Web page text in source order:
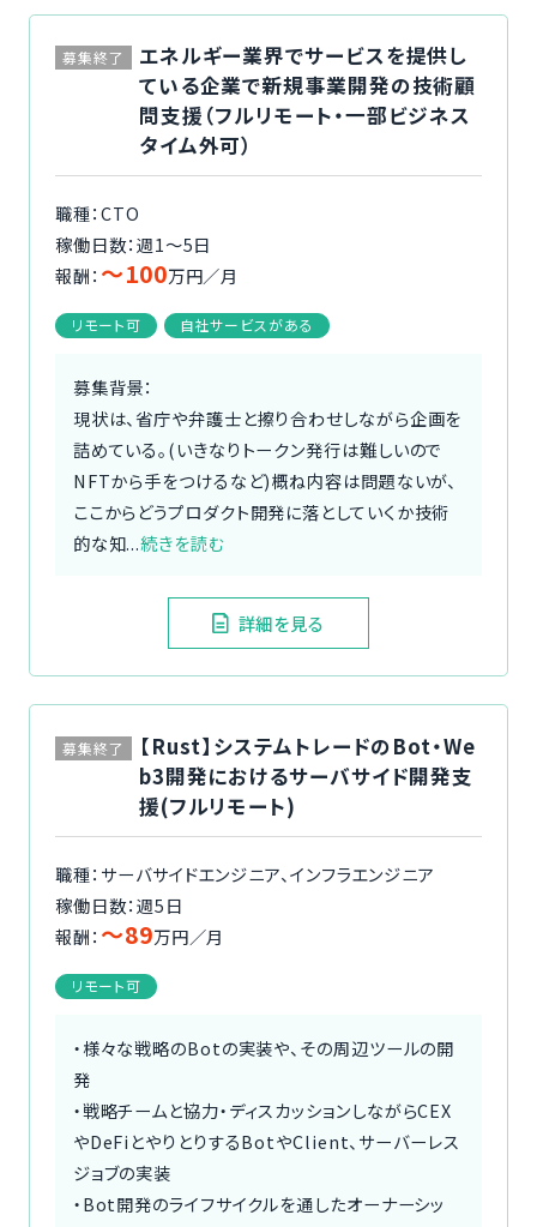
募集終了
エネルギー業界でサービスを提供し
ている企業で新規事業開発の技術顧
問支援（フルリモート・一部ビジネス
タイム外可）
職種：CTO
稼働日数：週1〜5日
報酬： 〜100万円／月
リモート可 自社サービスがある
募集背景：
現状は、省庁や弁護士と擦り合わせしながら企画を
詰めている。(いきなりトークン発行は難しいので
NFTから手をつけるなど)概ね内容は問題ないが、
ここからどうプロダクト開発に落としていくか技術
的な知...続きを読む
詳細を見る
募集終了
【Rust】システムトレードのBot・We
b3開発におけるサーバサイド開発支
援(フルリモート)
職種：サーバサイドエンジニア、インフラエンジニア
稼働日数：週5日
報酬： 〜89万円／月
リモート可
・様々な戦略のBotの実装や、その周辺ツールの開
発
・戦略チームと協力・ディスカッションしながらCEX
やDeFiとやりとりするBotやClient、サーバーレス
ジョブの実装
・Bot開発のライフサイクルを通したオーナーシッ